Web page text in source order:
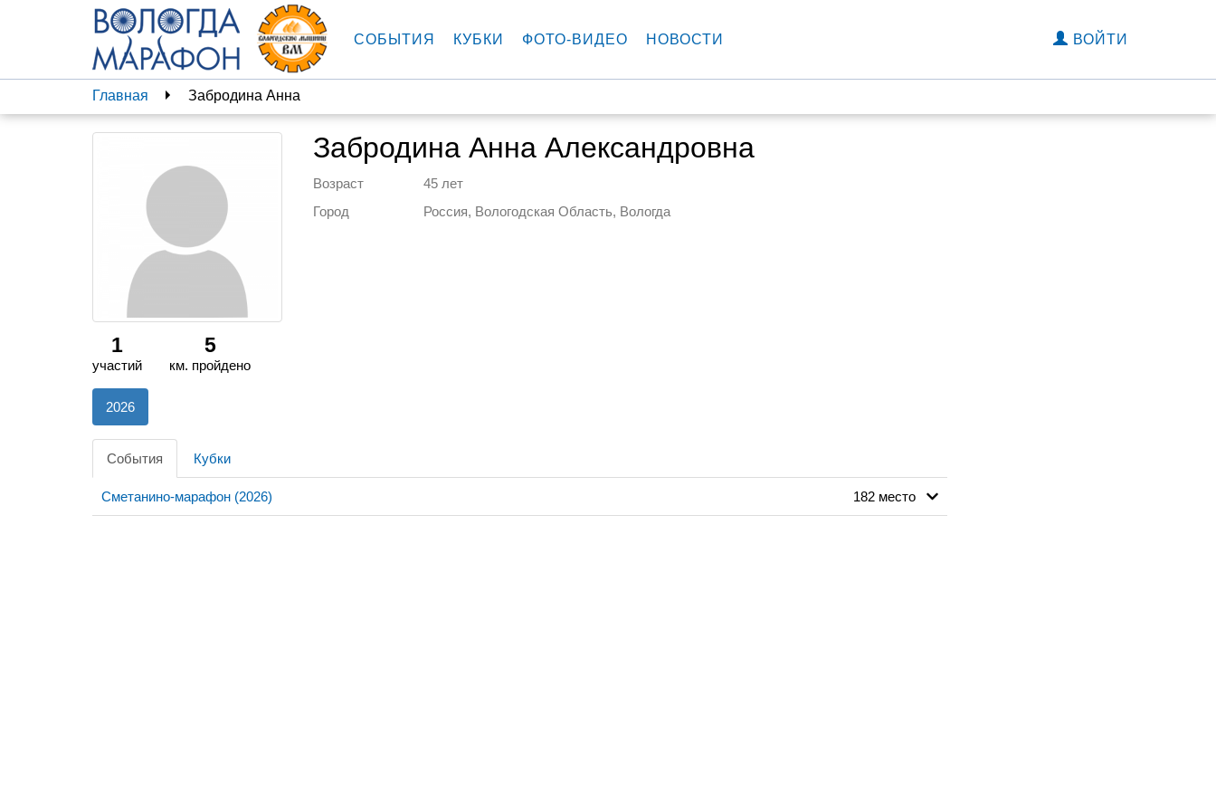
СОБЫТИЯ КУБКИ ФОТО-ВИДЕО НОВОСТИ ВОЙТИ
Главная Забродина Анна
Забродина Анна Александровна
Возраст
45 лет
Город
Россия, Вологодская Область, Вологда
1
участий
5
км. пройдено
2026
События Кубки
Сметанино-марафон (2026) 182 место